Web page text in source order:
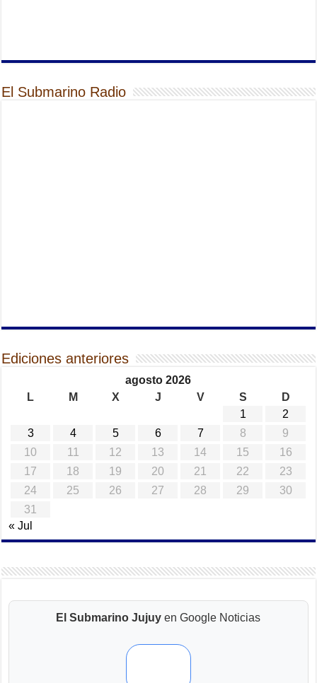
El Submarino Radio
Ediciones anteriores
agosto 2026
L
M X J V S
D
1
2
3
4 5 6 7 8
9
10
11 12 13 14 15
16
17
18 19 20 21 22
23
24
25 26 27 28 29
30
31
« Jul
El Submarino Jujuy en Google Noticias